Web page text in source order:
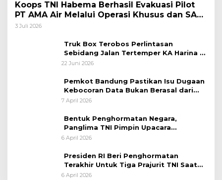
Koops TNI Habema Berhasil Evakuasi Pilot
PT AMA Air Melalui Operasi Khusus dan SAR
Taktis
3 Juli 2026
Truk Box Terobos Perlintasan
Sebidang Jalan Tertemper KA Harina di
Jalan Stasiun Poncol-Jrakah Semarang
22 Juni 2026
Pemkot Bandung Pastikan Isu Dugaan
Kebocoran Data Bukan Berasal dari
Server Disdukcapil
7 April 2026
Bentuk Penghormatan Negara,
Panglima TNI Pimpin Upacara
Pemakaman Militer
6 April 2026
Presiden RI Beri Penghormatan
Terakhir Untuk Tiga Prajurit TNI Saat
Persemayaman di Bandara Soekarno-
6 April 2026